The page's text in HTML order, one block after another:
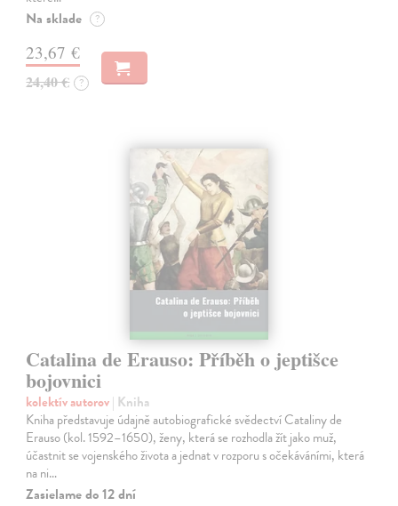
Na sklade ?
23,67 €
24,40 € ?
Catalina de Erauso: Příběh o jeptišce
bojovnici
kolektív autorov| Kniha
Kniha představuje údajně autobiografické svědectví Cataliny de
Erauso (kol. 1592–1650), ženy, která se rozhodla žít jako muž,
účastnit se vojenského života a jednat v rozporu s očekáváními, která
na ni…
Zasielame do 12 dní